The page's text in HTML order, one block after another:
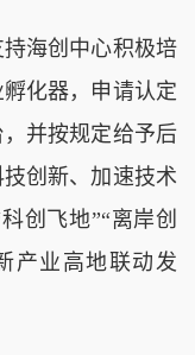
海创中心积极培
化器，申请认定
并按规定给予后
创新、加速技术
创飞地”“离岸创
产业高地联动发